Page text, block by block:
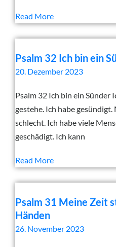
Read More
Psalm 32 Ich bin ein
20. Dezember 2023
Psalm 32 Ich bin ein Sünder
gestehe. Ich habe gesündigt.
schlecht. Ich habe viele
geschädigt. Ich kann
Read More
Psalm 31 Meine Zeit
Händen
26. November 2023